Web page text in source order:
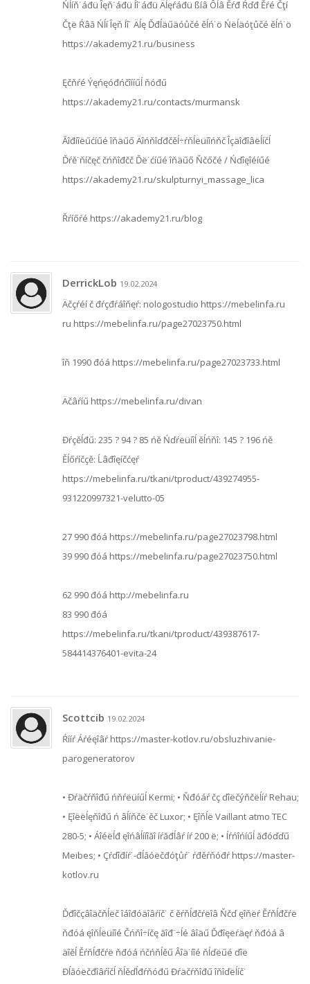
Ńĺíň˙áđü Îęň˙áđü Íî˙áđü Äĺęŕáđü ßíâ Ôĺâ Ěŕđ Ŕďđ Ěŕé Čţí
Čţë Ŕâă Ńĺí Îęň Íî˙ Äĺę Ďđĺäűäóůčé ěĺń˙ö Ńëĺäóţůčé ěĺń˙ö
https://akademy21.ru/business
Ęčňŕé Ýęńęóđńčîííűĺ ňóđű
https://akademy21.ru/contacts/murmansk
Ăîđíîëűćíűé îňäűő Äîńňîďđčěĺ÷ŕňĺëüíîńňč Îçäîđîâëĺíčĺ
Ďŕě˙ňíčęč čńňîđčč Ďë˙ćíűé îňäűő Ňčőčé / Ńďîęîéíűé
https://akademy21.ru/skulpturnyi_massage_lica
Řŕíőŕé https://akademy21.ru/blog
DerrickLob 19.02.2024
Äčçŕéí č đŕçđŕáîňęŕ: nologostudio https://mebelinfa.ru
ru https://mebelinfa.ru/page27023750.html
îň 1990 đóá https://mebelinfa.ru/page27023733.html
Äčâŕíű https://mebelinfa.ru/divan
Đŕçěĺđű: 235 ? 94 ? 85 ńě Ńďŕëüíîĺ ěĺńňî: 145 ? 196 ńě
Ěĺőŕíčçě: Ĺâđîęíčćęŕ
https://mebelinfa.ru/tkani/tproduct/439274955-
931220997321-velutto-05
27 990 đóá https://mebelinfa.ru/page27023798.html
39 990 đóá https://mebelinfa.ru/page27023750.html
62 990 đóá http://mebelinfa.ru
83 990 đóá
https://mebelinfa.ru/tkani/tproduct/439387617-
584414376401-evita-24
Scottcib 19.02.2024
Ŕííŕ Áŕéęîâŕ https://master-kotlov.ru/obsluzhivanie-
parogeneratorov
• Đŕäčŕňîđű ńňŕëüíűĺ Kermi; • Ňđóáŕ čç ďîëčýňčëĺíŕ Rehau;
• Ęîëëĺęňîđű ń âĺíňčë˙ěč Luxor; • Ęîňĺë Vaillant atmo TEC
280-5; • Áîéëĺđ ęîńâĺííîăî íŕăđĺâŕ íŕ 200 ë; • Íŕńîńíűĺ ăđóďďű
Meibes; • Çŕďîđíŕ˙-đĺăóëčđóţůŕ˙ ŕđěŕňóđŕ https://master-
kotlov.ru
Ďđîčçâîäčňĺëč îáîđóäîâŕíč˙ č ěŕňĺđčŕëîâ Ňčď ęîňëŕ Ěŕňĺđčŕë
ňđóá ęîňĺëüíîé Čńňî÷íčę ăîđ˙÷ĺé âîäű Ďđîęëŕäęŕ ňđóá â
äîěĺ Ěŕňĺđčŕë ňđóá ńčńňĺěű Âîä˙íîé ňĺďëűé ďîë
Đĺăóëčđîâŕíčĺ ňĺěďĺđŕňóđű Đŕäčŕňîđű îňîďëĺíč˙